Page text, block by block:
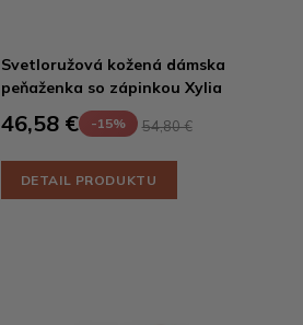
Svetloružová kožená dámska
peňaženka so zápinkou Xylia
46,58 € -15% 54,80 €
DETAIL PRODUKTU